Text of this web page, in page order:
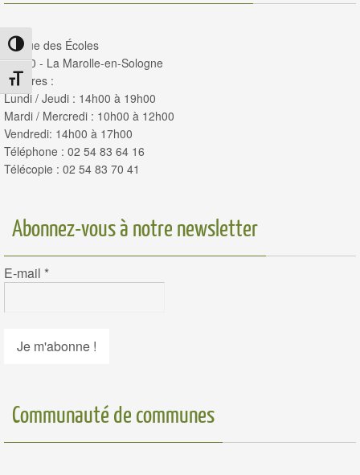
Passer en contraste élevé
Changer la taille de la police
14, rue des Écoles
41210 - La Marolle-en-Sologne
Horaires :
Lundi / Jeudi : 14h00 à 19h00
Mardi / Mercredi : 10h00 à 12h00
Vendredi: 14h00 à 17h00
Téléphone : 02 54 83 64 16
Télécopie : 02 54 83 70 41
Abonnez-vous à notre newsletter
E-mail *
Communauté de communes